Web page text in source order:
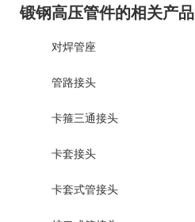
锻钢高压管件的相关产品
对焊管座
管路接头
卡箍三通接头
卡套接头
卡套式管接头